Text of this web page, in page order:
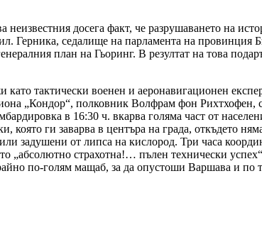
неизвестния досега факт, че разрушаването на
Герника, седалище на парламента на провинция
план на Гьоринг. В резултат на това
тактически военен и аеронавигационен
„Кондор“, полковник Волфрам фон Рихтхофен,
в 16:30 ч. вкарва голяма част от
която ги заварва в центъра на града, откъдето
задушени от липса на кислород. Три часа
„абсолютно страхотна!… пълен технически
по-голям мащаб, за да опустоши Варшава и по